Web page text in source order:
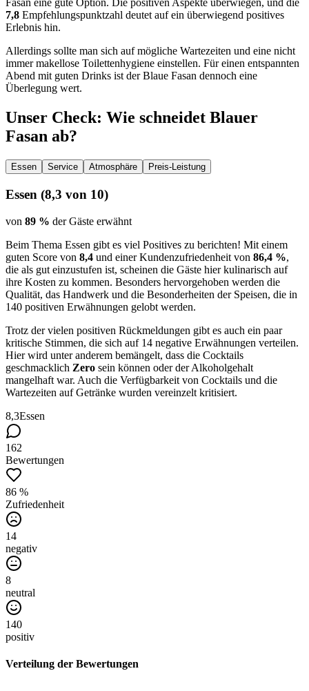
Fasan eine gute Option. Die positiven Aspekte überwiegen, und die
7,8 Empfehlungspunktzahl deutet auf ein überwiegend positives
Erlebnis hin.
Allerdings sollte man sich auf mögliche Wartezeiten und eine nicht
immer makellose Toilettenhygiene einstellen. Für einen entspannten
Abend mit guten Drinks ist der Blaue Fasan dennoch eine
Überlegung wert.
Unser Check: Wie schneidet Blauer
Fasan ab?
Essen Service Atmosphäre Preis-Leistung
Essen (8,3 von 10)
von 89 % der Gäste erwähnt
Beim Thema Essen gibt es viel Positives zu berichten! Mit einem
guten Score von 8,4 und einer Kundenzufriedenheit von 86,4 %,
die als gut einzustufen ist, scheinen die Gäste hier kulinarisch auf
ihre Kosten zu kommen. Besonders hervorgehoben werden die
Qualität, das Handwerk und die Besonderheiten der Speisen, die in
140 positiven Erwähnungen gelobt werden.
Trotz der vielen positiven Rückmeldungen gibt es auch ein paar
kritische Stimmen, die sich auf 14 negative Erwähnungen verteilen.
Hier wird unter anderem bemängelt, dass die Cocktails
geschmacklich Zero sein können oder der Alkoholgehalt
mangelhaft war. Auch die Verfügbarkeit von Cocktails und die
Wartezeiten auf Getränke wurden vereinzelt kritisiert.
8,3Essen
162
Bewertungen
86 %
Zufriedenheit
14
negativ
8
neutral
140
positiv
Verteilung der Bewertungen